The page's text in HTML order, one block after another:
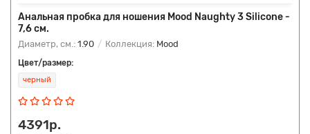
Анальная пробка для ношения Mood Naughty 3 Silicone -
7,6 см.
Диаметр, см.: 1.90 Коллекция: Mood
Цвет/размер:
черный
4391р.